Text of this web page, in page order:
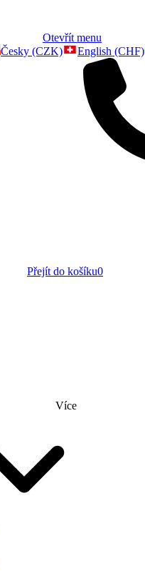
Otevřít menu
Česky (CZK) English (CHF)
Přejít do košíku0
Více